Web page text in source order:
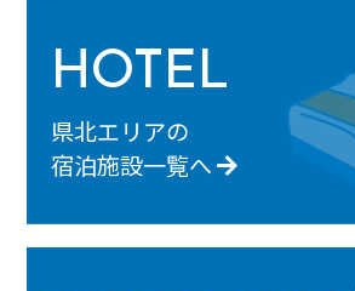
HOTEL
県北エリアの
宿泊施設一覧へ